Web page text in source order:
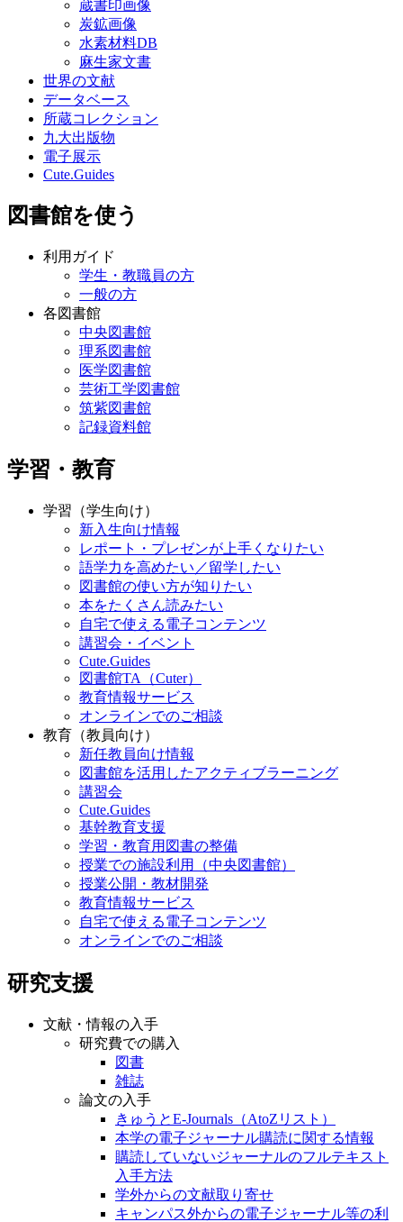
蔵書印画像
炭鉱画像
水素材料DB
麻生家文書
世界の文献
データベース
所蔵コレクション
九大出版物
電子展示
Cute.Guides
図書館を使う
利用ガイド
学生・教職員の方
一般の方
各図書館
中央図書館
理系図書館
医学図書館
芸術工学図書館
筑紫図書館
記録資料館
学習・教育
学習（学生向け）
新入生向け情報
レポート・プレゼンが上手くなりたい
語学力を高めたい／留学したい
図書館の使い方が知りたい
本をたくさん読みたい
自宅で使える電子コンテンツ
講習会・イベント
Cute.Guides
図書館TA（Cuter）
教育情報サービス
オンラインでのご相談
教育（教員向け）
新任教員向け情報
図書館を活用したアクティブラーニング
講習会
Cute.Guides
基幹教育支援
学習・教育用図書の整備
授業での施設利用（中央図書館）
授業公開・教材開発
教育情報サービス
自宅で使える電子コンテンツ
オンラインでのご相談
研究支援
文献・情報の入手
研究費での購入
図書
雑誌
論文の入手
きゅうとE-Journals（AtoZリスト）
本学の電子ジャーナル購読に関する情報
購読していないジャーナルのフルテキスト
入手方法
学外からの文献取り寄せ
キャンパス外からの電子ジャーナル等の利